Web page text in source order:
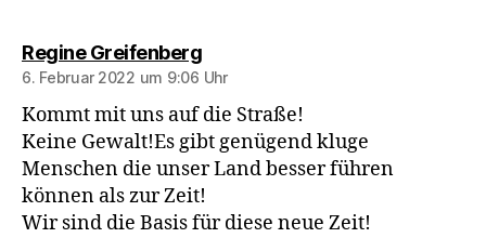
Regine Greifenbergsagt:
6. Februar 2022 um 9:06 Uhr
Kommt mit uns auf die Straße!
Keine Gewalt!Es gibt genügend kluge
Menschen die unser Land besser führen
können als zur Zeit!
Wir sind die Basis für diese neue Zeit!